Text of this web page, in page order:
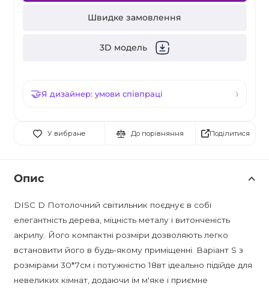
Швидке замовлення
3D модель
Я дизайнер: умови співпраці
У вибране До порівняння Поділитися
Опис
DISC D Потолочний світильник поєднує в собі
елегантність дерева, міцність металу і витонченість
акрилу. Його компактні розміри дозволяють легко
встановити його в будь-якому приміщенні. Варіант S з
розмірами 30*7см і потужністю 18вт ідеально підійде для
невеликих кімнат, додаючи їм м'яке і приємне